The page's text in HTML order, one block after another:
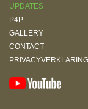
UPDATES
P4P
GALLERY
CONTACT
PRIVACYVERKLARING